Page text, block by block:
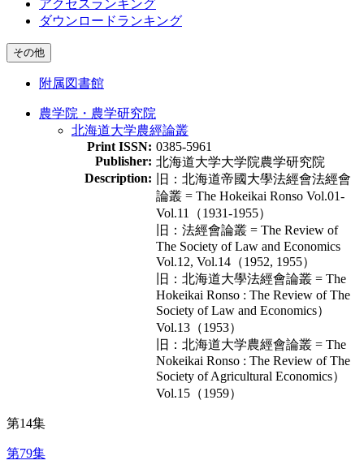
アクセスランキング
ダウンロードランキング
その他
附属図書館
農学院・農学研究院
北海道大学農經論叢
Print ISSN: 0385-5961
Publisher: 北海道大学大学院農学研究院
Description:
旧：北海道帝國大學法經會法經會
論叢 = The Hokeikai Ronso Vol.01-
Vol.11（1931-1955）
旧：法經會論叢 = The Review of
The Society of Law and Economics
Vol.12, Vol.14（1952, 1955）
旧：北海道大學法經會論叢 = The
Hokeikai Ronso : The Review of The
Society of Law and Economics）
Vol.13（1953）
旧：北海道大学農經會論叢 = The
Nokeikai Ronso : The Review of The
Society of Agricultural Economics）
Vol.15（1959）
第14集
第79集